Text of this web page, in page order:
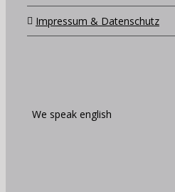
Impressum & Datenschutz
We speak english